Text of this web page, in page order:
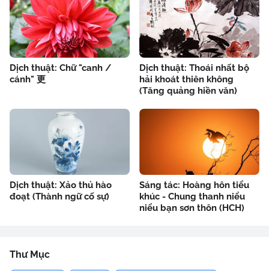
Dịch thuật: Chữ "canh /
cánh" 更
Dịch thuật: Thoái nhất bộ
hải khoát thiên không
(Tăng quảng hiền văn)
Dịch thuật: Xảo thủ hào
đoạt (Thành ngữ cố sự)
Sáng tác: Hoàng hôn tiểu
khúc - Chung thanh niểu
niểu bạn sơn thôn (HCH)
Thư Mục